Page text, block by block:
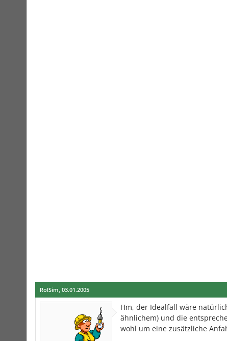
RolSim, 03.01.2005
Hm, der Idealfall wäre
ähnlichem) und die
wohl um eine zusätzliche